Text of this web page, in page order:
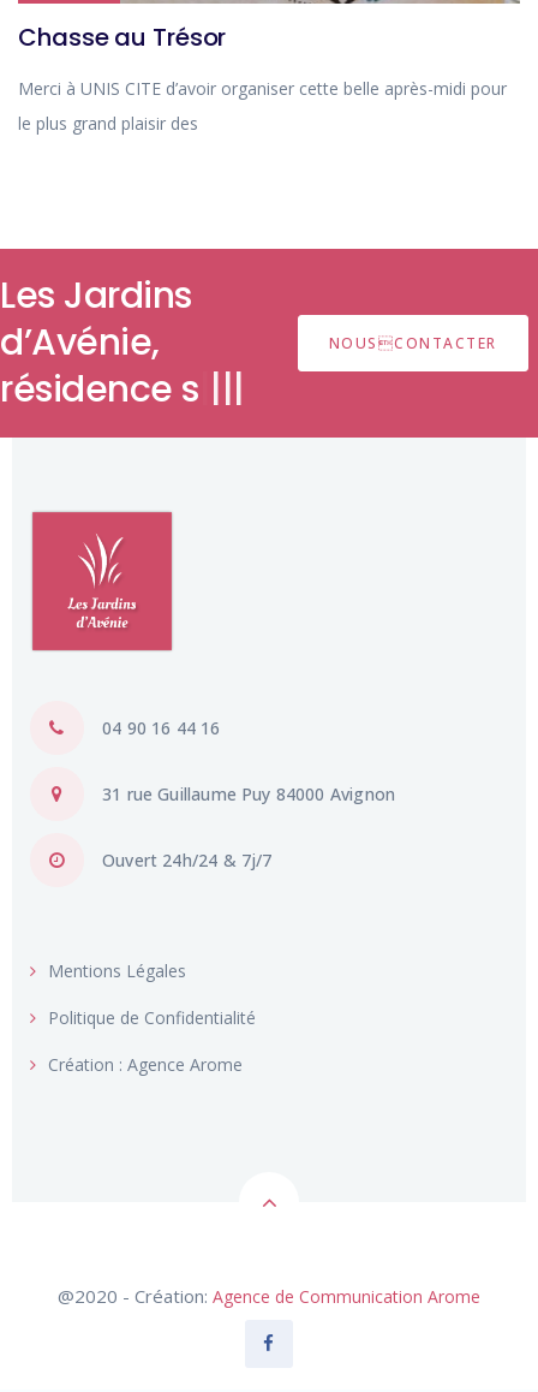
Chasse au Trésor
Merci à UNIS CITE d’avoir organiser cette belle après-midi pour
le plus grand plaisir des
Les Jardins
d’Avénie,
NOUSCONTACTER
Politique de Confidentialité
Création : Agence Arome